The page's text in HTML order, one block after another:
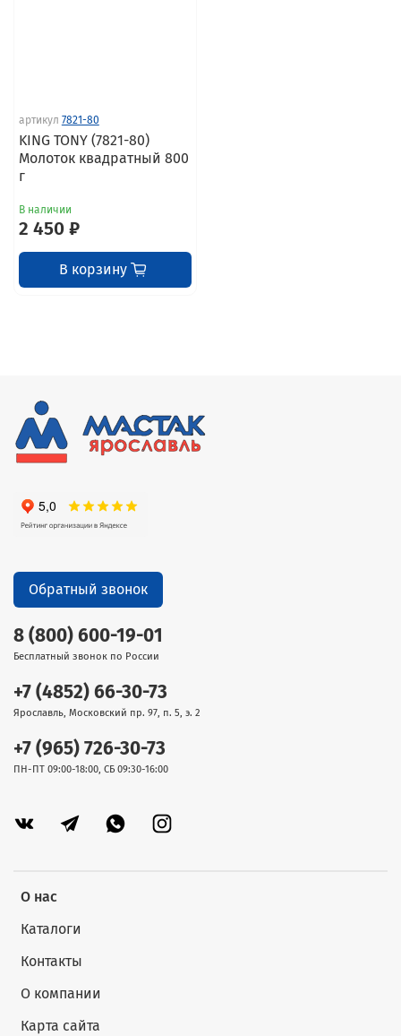
артикул 7821-80
KING TONY (7821-80)
Молоток квадратный 800
г
В наличии
2 450 ₽
В корзину
О нас
Каталоги
Контакты
О компании
Карта сайта
8 (800) 600-19-01
Бесплатный звонок по России
+7 (4852) 66-30-73
Ярославль, Московский пр. 97, п. 5, э. 2
+7 (965) 726-30-73
ПН-ПТ 09:00-18:00, СБ 09:30-16:00
Обратный звонок